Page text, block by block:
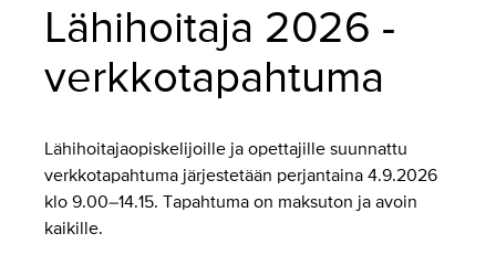
Lähihoitaja 2026 -
verkkotapahtuma
Lähihoitajaopiskelijoille ja opettajille suunnattu
verkkotapahtuma järjestetään perjantaina 4.9.2026
klo 9.00–14.15. Tapahtuma on maksuton ja avoin
kaikille.